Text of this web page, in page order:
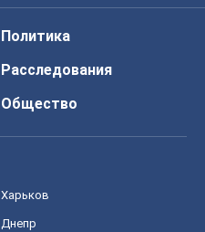
Политика
Расследования
Общество
Харьков
Днепр